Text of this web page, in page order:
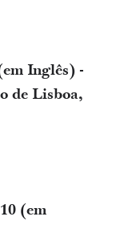
Inglês) -
de Lisboa,
(em